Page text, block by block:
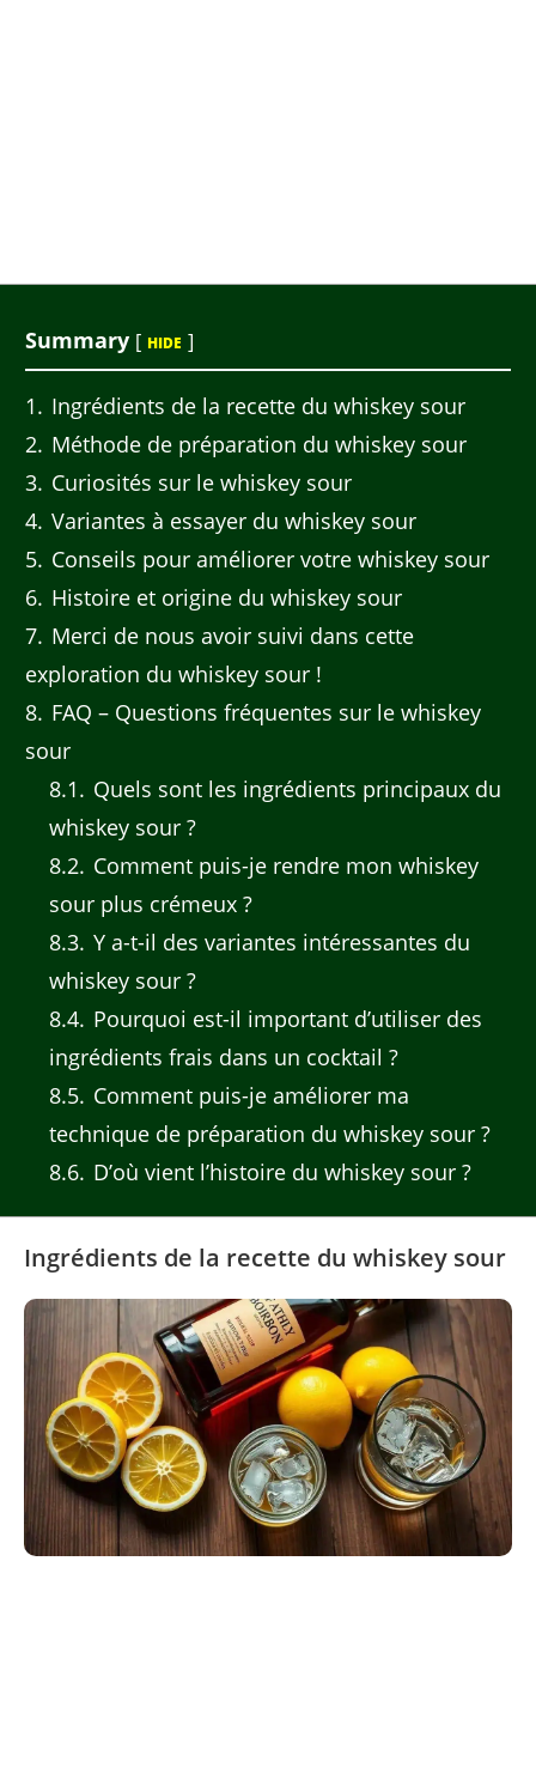
Summary [ HIDE ]
1
Ingrédients de la recette du whiskey sour
2 Méthode de préparation du whiskey sour
3 Curiosités sur le whiskey sour
4 Variantes à essayer du whiskey sour
5 Conseils pour améliorer votre whiskey sour
6 Histoire et origine du whiskey sour
7 Merci de nous avoir suivi dans cette
exploration du whiskey sour !
8 FAQ – Questions fréquentes sur le whiskey
sour
8.1
Quels sont les ingrédients principaux du
whiskey sour ?
8.2 Comment puis-je rendre mon whiskey
sour plus crémeux ?
8.3 Y a-t-il des variantes intéressantes du
whiskey sour ?
8.4 Pourquoi est-il important d’utiliser des
ingrédients frais dans un cocktail ?
8.5 Comment puis-je améliorer ma
technique de préparation du whiskey sour ?
8.6 D’où vient l’histoire du whiskey sour ?
Ingrédients de la recette du whiskey sour